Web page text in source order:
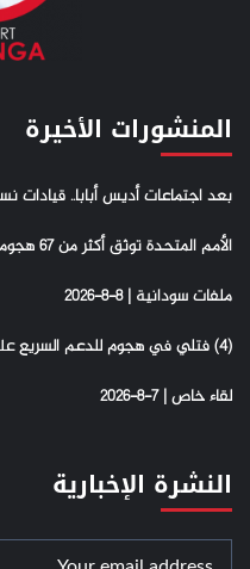
المنشورات الأخيرة
بعد اجتماعات أديس أبابا.. قيادات
الأمم المتحدة توثق أكثر من 67 هجوما على المدارس في السودان
ملفات سودانية | 8-8-2026
(4) فتلي في هجوم للدعم السريع على منطقة (التميد) شمال كردفان
لقاء خاص | 7-8-2026
النشرة الإخبارية